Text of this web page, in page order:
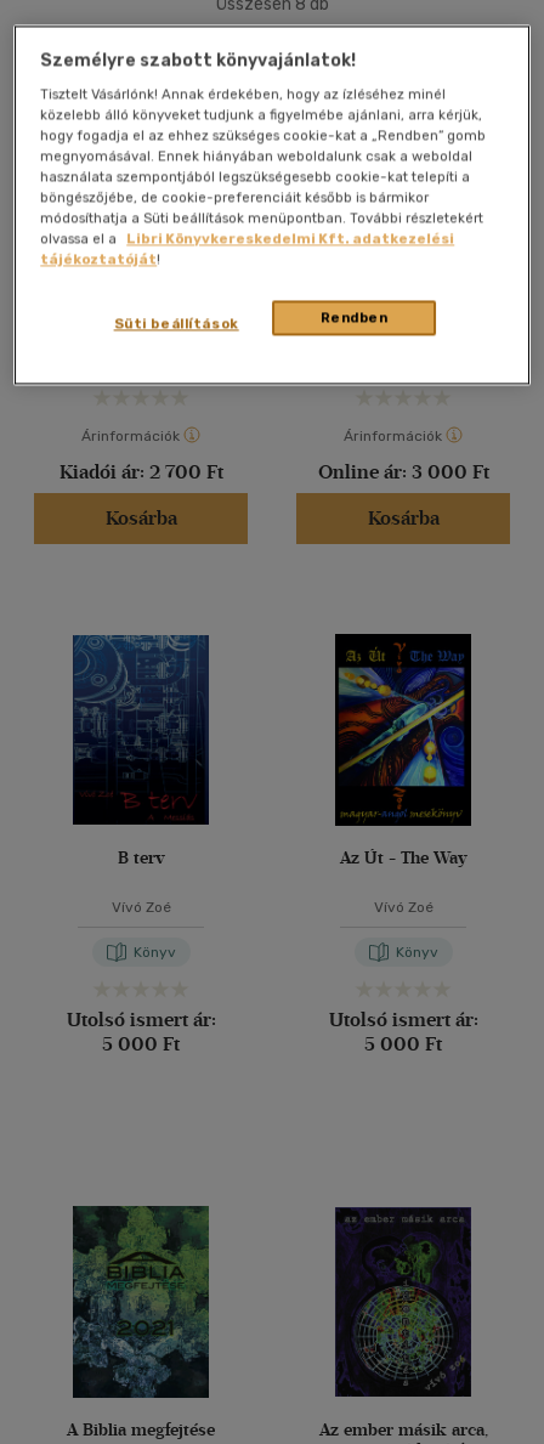
Alkalmaz
Összesen 8 db
Ézsaiás könyve a 21.
Árinformációk
Kiadói ár: 2 700 Ft
Kosárba
Vívó Zoé
Árinformációk
Online ár: 3 000 Ft
Kosárba
B terv
Vívó Zoé
Könyv
Utolsó ismert ár:
5 000 Ft
Az Út - The Way
Vívó Zoé
Könyv
Utolsó ismert ár:
5 000 Ft
A Biblia megfejtése
Az ember másik arca,
Személyre szabott könyvajánlatok!
Tisztelt Vásárlónk! Annak érdekében, hogy az ízléséhez minél
közelebb álló könyveket tudjunk a figyelmébe ajánlani, arra kérjük,
hogy fogadja el az ehhez szükséges cookie-kat a „Rendben” gomb
megnyomásával. Ennek hiányában weboldalunk csak a weboldal
használata szempontjából legszükségesebb cookie-kat telepíti a
böngészőjébe, de cookie-preferenciáit később is bármikor
módosíthatja a Süti beállítások menüpontban. További részletekért
olvassa el a
Libri Könyvkereskedelmi Kft. adatkezelési
tájékoztatóját!
Rendben
Süti beállítások